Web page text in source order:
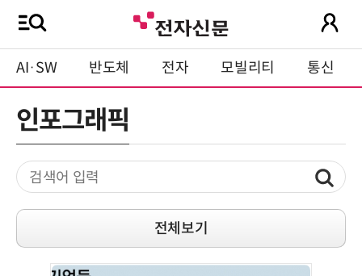
AI·SW 반도체 전자 모빌리티 통신
인포그래픽
전체보기